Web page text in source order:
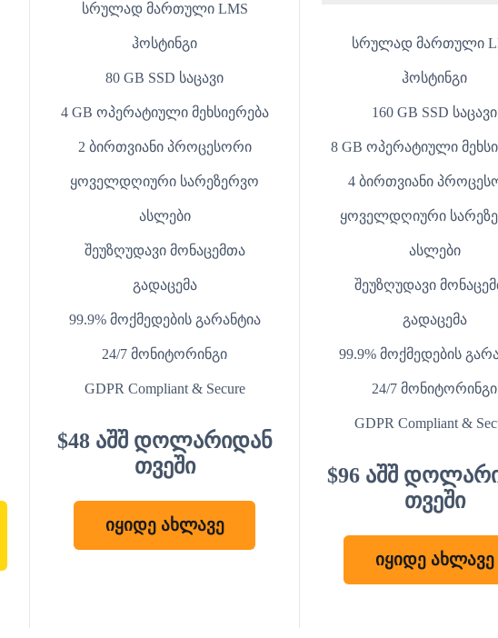
სრულად მართული LMS
ჰოსტინგი
80 GB SSD საცავი
4 GB ოპერატიული მეხსიერება
2 ბირთვიანი პროცესორი
ყოველდღიური სარეზერვო
ასლები
შეუზღუდავი მონაცემთა
გადაცემა
99.9% მოქმედების გარანტია
24/7 მონიტორინგი
GDPR Compliant & Secure
$48 აშშ დოლარიდან
თვეში
იყიდე ახლავე
სრულად მართული
ჰოსტინგი
160 GB SSD საცავი
8 GB ოპერატიული
4 ბირთვიანი
ყოველდღიური
ასლები
შეუზღუდავი
გადაცემა
99.9% მოქმედების
24/7 მონიტორინგი
GDPR Compliant &
$96 აშშ
თვეში
იყიდე ახლავე